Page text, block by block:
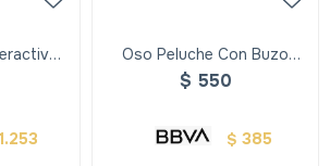
Ladra
1.253
Oso Peluche Con Buzo
30cm
$ 550
$ 385